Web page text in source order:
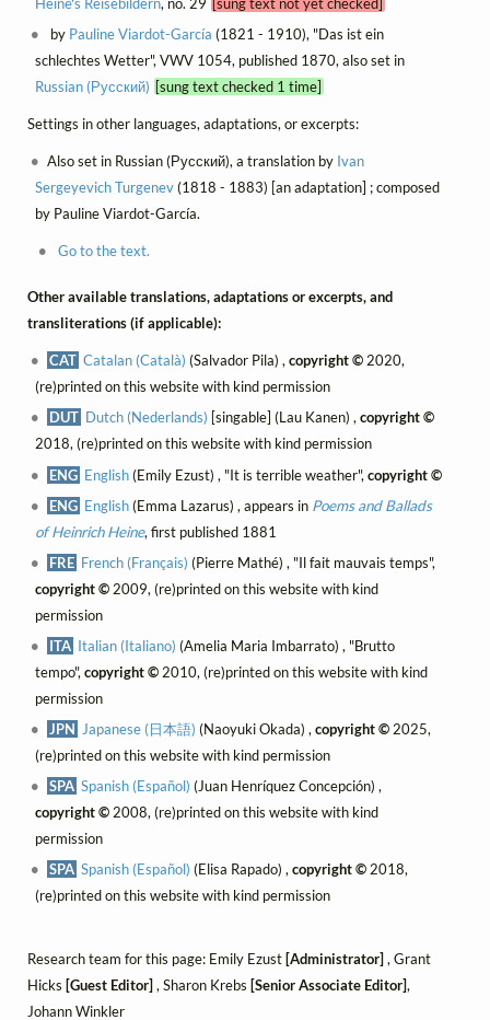
by Pauline Viardot-García (1821 - 1910), "Das ist ein
schlechtes Wetter", VWV 1054, published 1870, also set in
Russian (Русский) [sung text checked 1 time]
Settings in other languages, adaptations, or excerpts:
Also set in Russian (Русский), a translation by Ivan
Sergeyevich Turgenev(1818 - 1883) [an adaptation] ; composed
by Pauline Viardot-García.
Go to the text.
Other available translations, adaptations or excerpts, and
transliterations (if applicable):
CAT Catalan (Català) (Salvador Pila) ,copyright ©2020,
(re)printed on this website with kind permission
DUT Dutch (Nederlands) [singable] (Lau Kanen) ,copyright ©
2018, (re)printed on this website with kind permission
ENG English(Emily Ezust) , "It is terrible weather",copyright ©
ENG English(Emma Lazarus) , appears in Poems and Ballads
of Heinrich Heine, first published 1881
FRE French (Français) (Pierre Mathé) , "Il fait mauvais temps",
copyright ©2009, (re)printed on this website with kind
permission
ITA Italian (Italiano) (Amelia Maria Imbarrato) , "Brutto
tempo", copyright ©2010, (re)printed on this website with kind
permission
JPN Japanese (日本語) (Naoyuki Okada) ,copyright © 2025,
(re)printed on this website with kind permission
SPA Spanish (Español) (Juan Henríquez Concepción) ,
copyright ©2008, (re)printed on this website with kind
permission
SPA Spanish (Español) (Elisa Rapado) ,copyright © 2018,
(re)printed on this website with kind permission
Research team for this page: Emily Ezust [Administrator] , Grant
Hicks [Guest Editor] , Sharon Krebs [Senior Associate Editor],
Johann Winkler